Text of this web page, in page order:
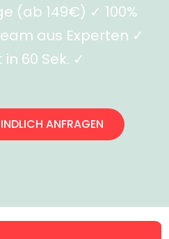
(ab 149€) ✓ 100%
aus Experten ✓
60 Sek. ✓
ANFRAGEN